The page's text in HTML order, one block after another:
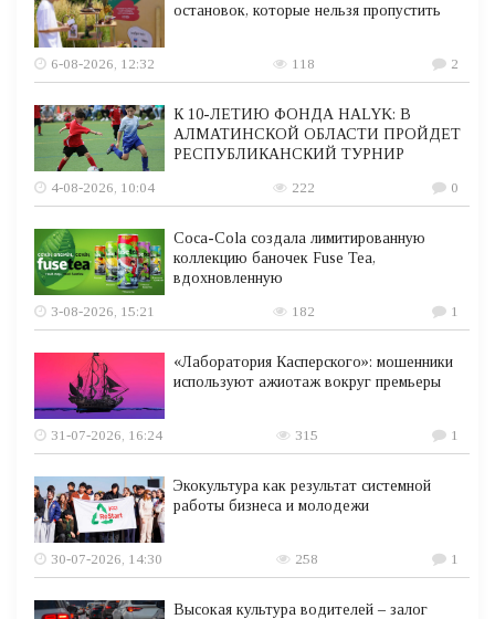
остановок, которые нельзя пропустить
6-08-2026, 12:32 118 2
К 10-ЛЕТИЮ ФОНДА HALYK: В
АЛМАТИНСКОЙ ОБЛАСТИ ПРОЙДЕТ
РЕСПУБЛИКАНСКИЙ ТУРНИР
4-08-2026, 10:04
222 0
Coca-Cola создала лимитированную
коллекцию баночек Fuse Tea,
вдохновленную
3-08-2026, 15:21
182 1
«Лаборатория Касперского»: мошенники
используют ажиотаж вокруг премьеры
31-07-2026, 16:24 315 1
Экокультура как результат системной
работы бизнеса и молодежи
30-07-2026, 14:30 258 1
Высокая культура водителей – залог